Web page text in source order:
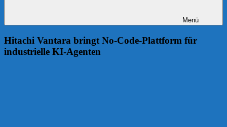
Menü
Hitachi Vantara bringt No-Code-Plattform für
industrielle KI-Agenten